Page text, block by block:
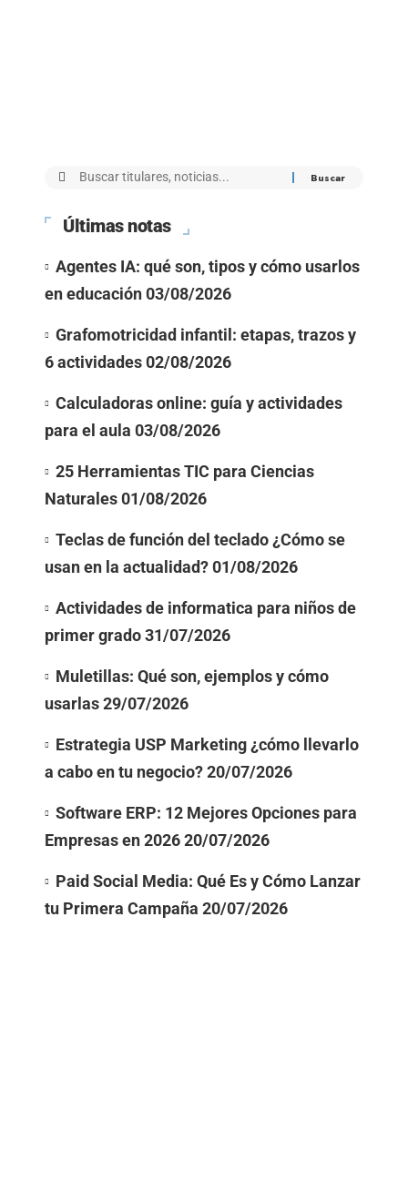
Últimas notas
Agentes IA: qué son, tipos y cómo usarlos
en educación03/08/2026
Grafomotricidad infantil: etapas, trazos y
6 actividades02/08/2026
Calculadoras online: guía y actividades
para el aula 03/08/2026
25 Herramientas TIC para Ciencias
Naturales01/08/2026
Teclas de función del teclado ¿Cómo se
usan en la actualidad?01/08/2026
Actividades de informatica para niños de
primer grado31/07/2026
Muletillas: Qué son, ejemplos y cómo
usarlas29/07/2026
Estrategia USP Marketing ¿cómo llevarlo
a cabo en tu negocio?20/07/2026
Software ERP: 12 Mejores Opciones para
Empresas en 202620/07/2026
Paid Social Media: Qué Es y Cómo Lanzar
tu Primera Campaña 20/07/2026